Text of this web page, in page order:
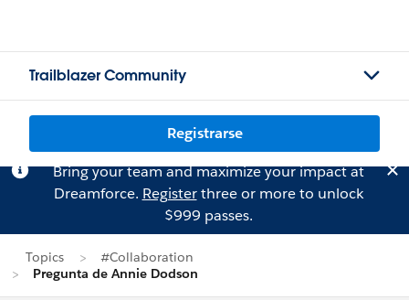
Trailblazer Community
Registrarse
Bring your team and maximize your impact at
Dreamforce. Registerthree or more to unlock
$999 passes.
Topics
#Collaboration
Pregunta de Annie Dodson